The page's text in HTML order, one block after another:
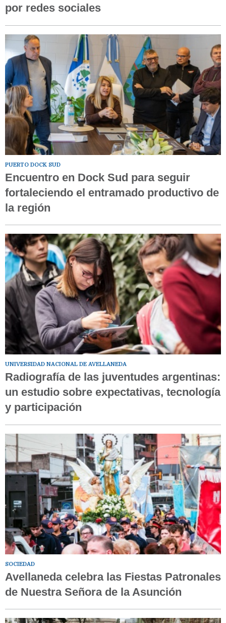
por redes sociales
PUERTO DOCK SUD
Encuentro en Dock Sud para seguir
fortaleciendo el entramado productivo de
la región
UNIVERSIDAD NACIONAL DE AVELLANEDA
Radiografía de las juventudes argentinas:
un estudio sobre expectativas, tecnología
y participación
SOCIEDAD
Avellaneda celebra las Fiestas Patronales
de Nuestra Señora de la Asunción